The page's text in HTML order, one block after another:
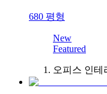
680 평형
New
Featured
오피스 인테